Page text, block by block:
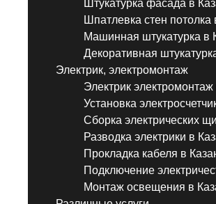
Штукатурка фасада в
Шпатлевка стен потолка
Машинная штукатурка в
Декоративная
Электрик, электромонтаж
Электрик электромонтаж
Установка
Сборка электрических
Разводка электрики в
Прокладка кабеля в
Подключение
Монтаж освещения в